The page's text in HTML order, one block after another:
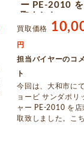
ー PE-2010
買取価格
円
担当バイヤーのコ
ト
今回は、大和市に
ョービ サンダポリ
ャー PE-2010 を店
取致しました。こ